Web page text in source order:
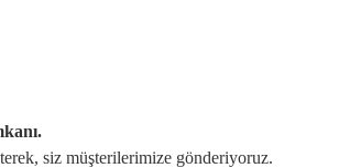
siz müşterilerimize gönderiyoruz.